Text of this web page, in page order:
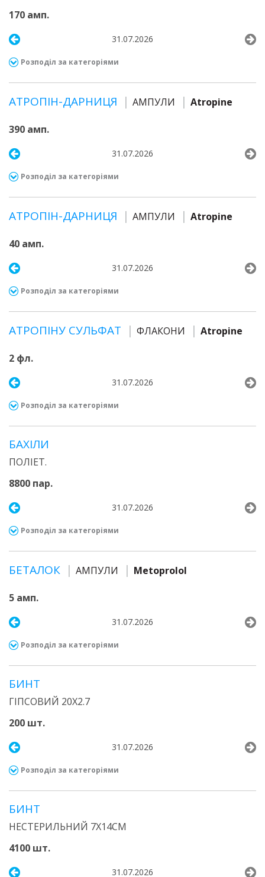
170 амп.
31.07.2026
Розподіл за категоріями
АТРОПІН-ДАРНИЦЯ АМПУЛИ Atropine
390 амп.
31.07.2026
Розподіл за категоріями
АТРОПІН-ДАРНИЦЯ АМПУЛИ Atropine
40 амп.
31.07.2026
Розподіл за категоріями
АТРОПІНУ СУЛЬФАТ ФЛАКОНИ Atropine
2 фл.
31.07.2026
Розподіл за категоріями
БАХІЛИ
ПОЛІЕТ.
8800 пар.
31.07.2026
Розподіл за категоріями
БЕТАЛОК АМПУЛИ Metoprolol
5 амп.
31.07.2026
Розподіл за категоріями
БИНТ
ГІПСОВИЙ 20Х2.7
200 шт.
31.07.2026
Розподіл за категоріями
БИНТ
НЕСТЕРИЛЬНИЙ 7Х14СМ
4100 шт.
31.07.2026